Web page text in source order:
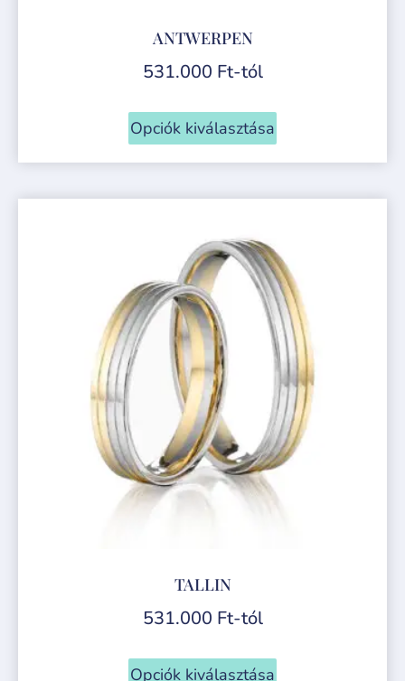
ANTWERPEN
531.000 Ft-tól
Opciók kiválasztása
TALLIN
531.000 Ft-tól
Opciók kiválasztása